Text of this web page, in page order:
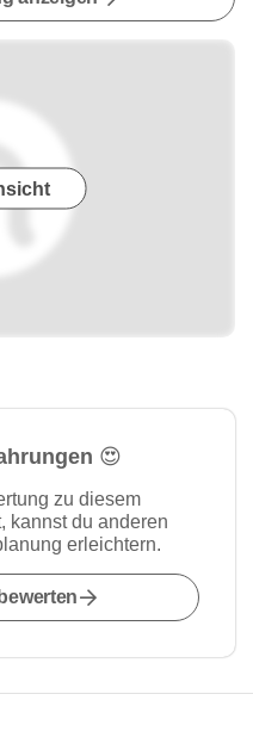
😍
zu diesem
kannst du anderen
erleichtern.